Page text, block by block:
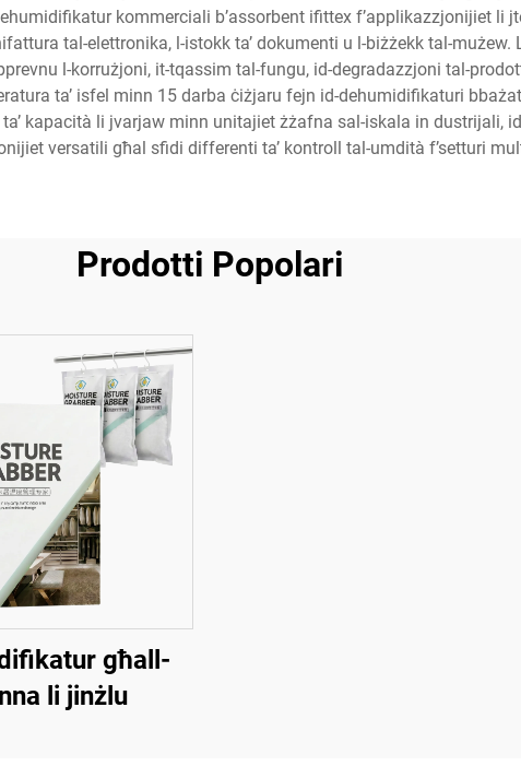
kommerciali b’assorbent ifittex f’applikazzjonijiet li
tal-elettronika, l-istokk ta’ dokumenti u l-biżżekk tal-
l-korrużjoni, it-tqassim tal-fungu, id-degradazzjoni tal-
ta’ isfel minn 15 darba ċiżjaru fejn id-dehumidifikaturi
kapacità li jvarjaw minn unitajiet żżafna sal-iskala in dustrijali,
versatili għal sfidi differenti ta’ kontroll tal-umdità f’setturi
Prodotti Popolari
għall-
li jinżlu